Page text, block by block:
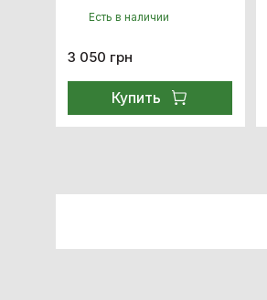
Есть в наличии
3 050 грн
Купить